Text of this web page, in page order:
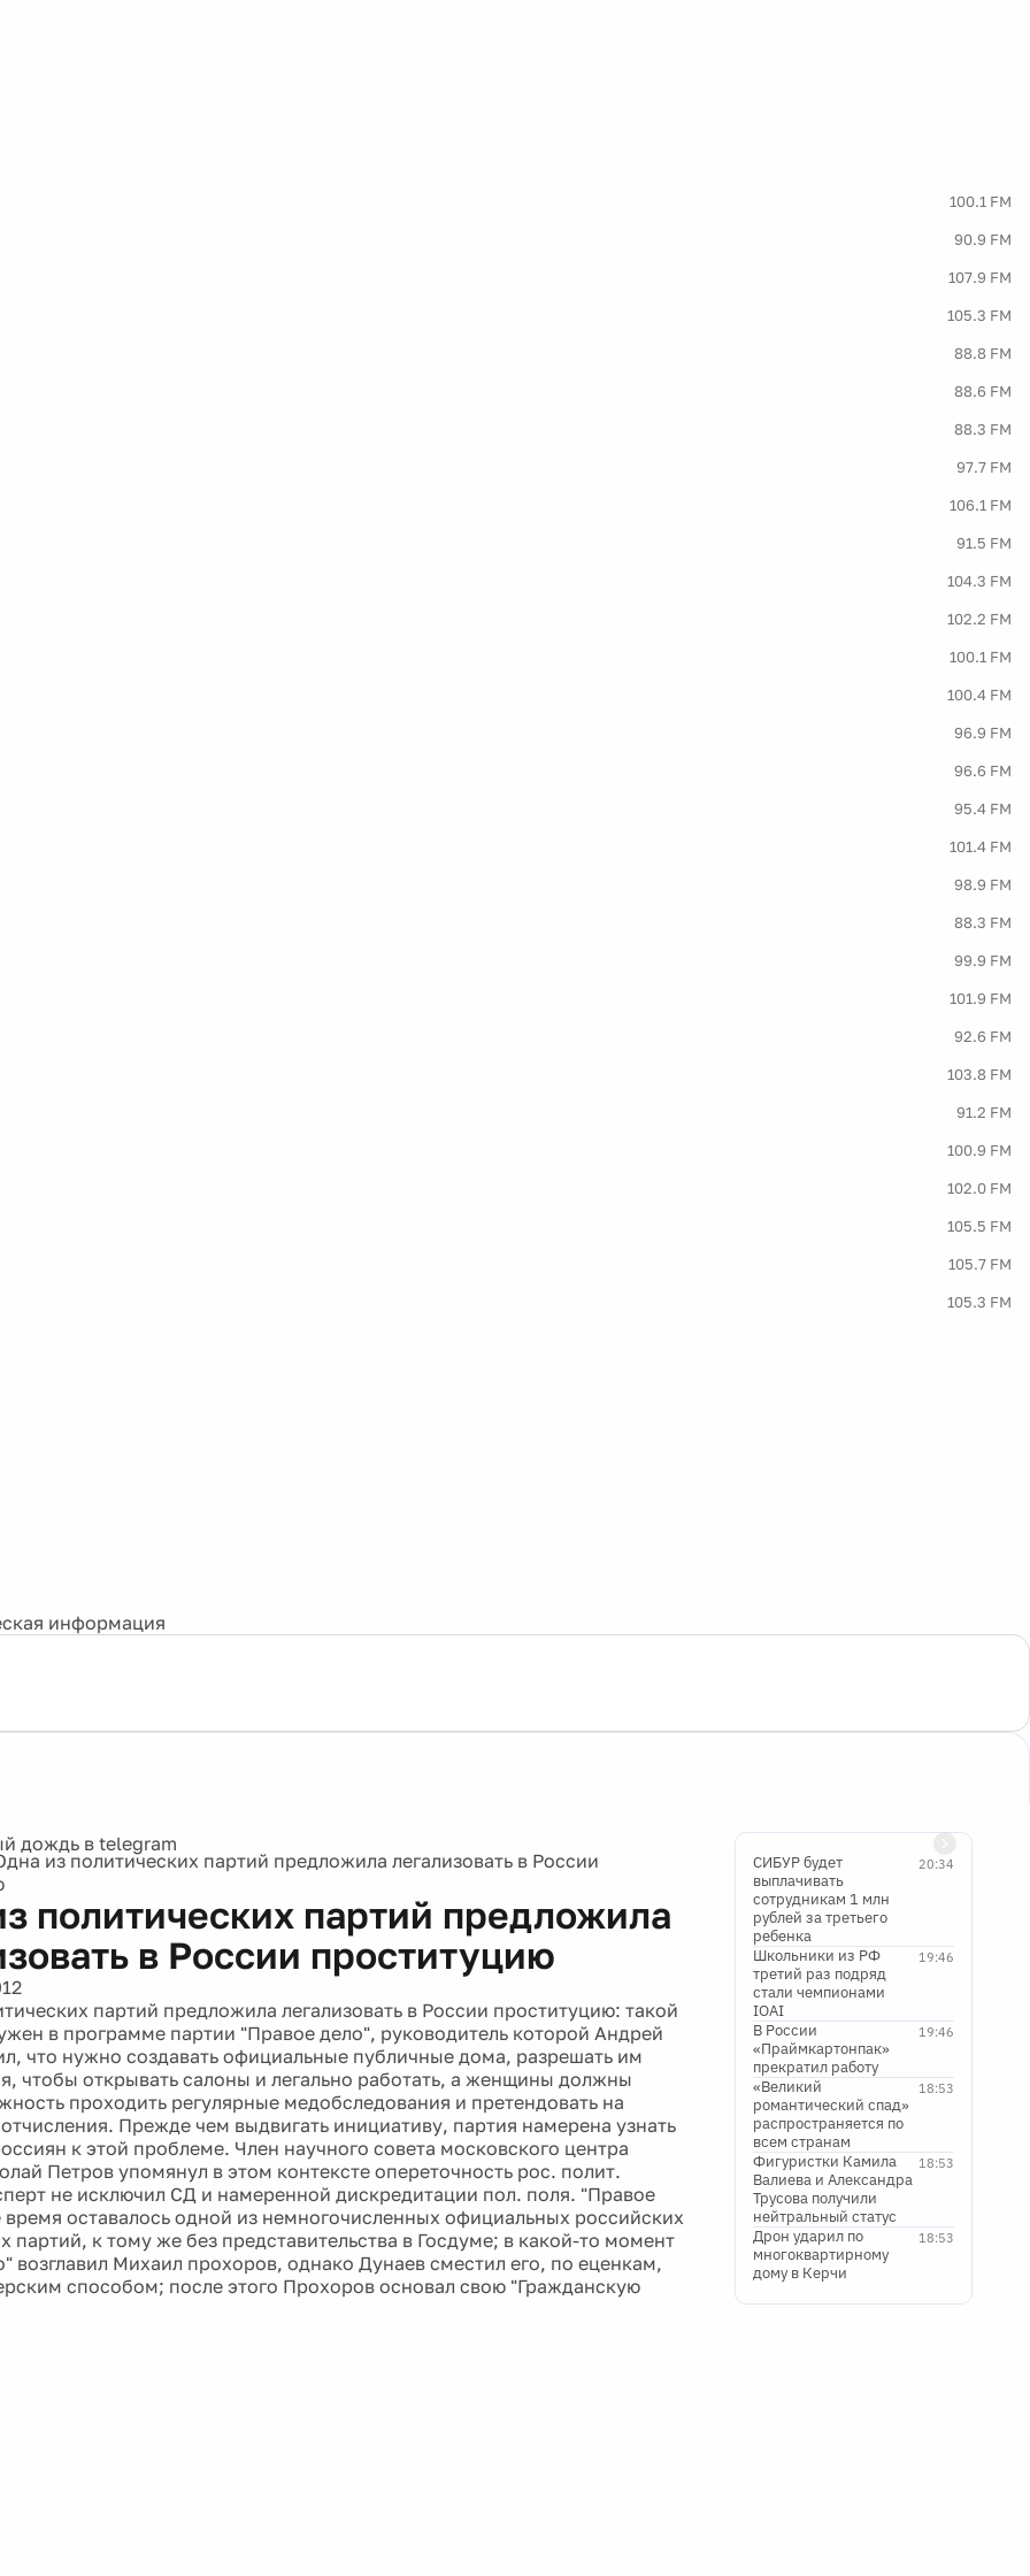
100.1 FM
90.9 FM
107.9 FM
105.3 FM
88.8 FM
88.6 FM
88.3 FM
97.7 FM
106.1 FM
91.5 FM
104.3 FM
102.2 FM
100.1 FM
100.4 FM
96.9 FM
96.6 FM
95.4 FM
101.4 FM
98.9 FM
88.3 FM
99.9 FM
101.9 FM
92.6 FM
103.8 FM
91.2 FM
100.9 FM
102.0 FM
105.5 FM
105.7 FM
105.3 FM
информация
из политических партий предложила легализовать в России
политических партий предложила
в России проституцию
партий предложила легализовать в России проституцию: такой
в программе партии "Правое дело", руководитель которой Андрей
что нужно создавать официальные публичные дома, разрешать им
чтобы открывать салоны и легально работать, а женщины должны
проходить регулярные медобследования и претендовать на
Прежде чем выдвигать инициативу, партия намерена узнать
к этой проблеме. Член научного совета московского центра
Петров упомянул в этом контексте опереточность рос. полит.
не исключил СД и намеренной дискредитации пол. поля. "Правое
время оставалось одной из немногочисленных официальных российских
партий, к тому же без представительства в Госдуме; в какой-то момент
возглавил Михаил прохоров, однако Дунаев сместил его, по еценкам,
способом; после этого Прохоров основал свою "Гражданскую
20:34
СИБУР будет
выплачивать
сотрудникам 1 млн
рублей за третьего
ребенка
19:46
Школьники из РФ
третий раз подряд
стали чемпионами
IOAI
19:46
В России
«Праймкартонпак»
прекратил работу
18:53
«Великий
романтический спад»
распространяется по
всем странам
18:53
Фигуристки Камила
Валиева и Александра
Трусова получили
нейтральный статус
18:53
Дрон ударил по
многоквартирному
дому в Керчи